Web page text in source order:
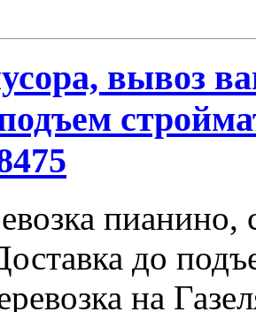
вывоз
до
на